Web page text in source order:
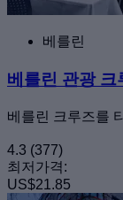
베를린
베를린 관광 크
베를린 크루즈를
4.3 (377)
최저가격:
US$21.85